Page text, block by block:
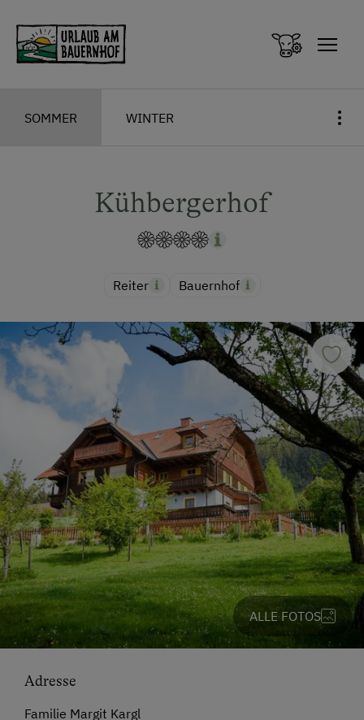
SOMMER WINTER
Kühbergerhof
Reiter Bauernhof
ALLE FOTOS
Adresse
Familie Margit Kargl